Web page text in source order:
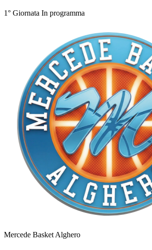
1° Giornata In programma
Mercede Basket Alghero